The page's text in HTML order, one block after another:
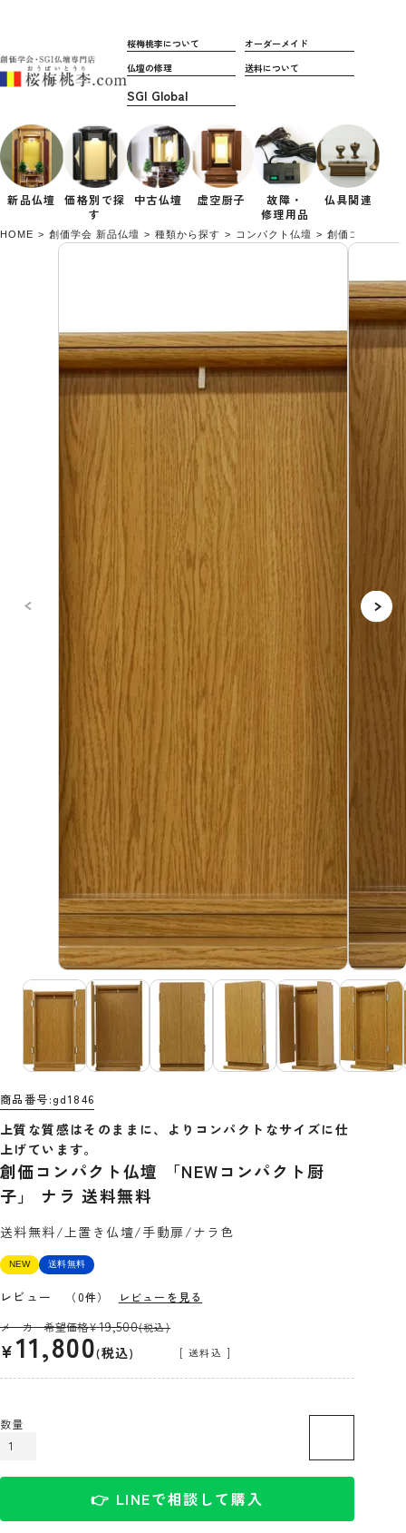
桜梅桃李について
オーダーメイド
仏壇の修理
送料について
新品仏壇 価格別で探
す
中古仏壇 虚空厨子
故障・
修理用品
仏具関連
HOME 創価学会 新品仏壇 種類から探す コンパクト仏壇 創価コンパク
商品番号 gd1846
上質な質感はそのままに、よりコンパクトなサイズに仕
上げています。
創価コンパクト仏壇 「NEWコンパクト厨
子」 ナラ 送料無料
送料無料/上置き仏壇/手動扉/ナラ色
NEW 送料無料
レビュー （0件）
レビューを見る
メーカー希望価格¥19,500(税込)
¥ 11,800 税込 送料込
👉 LINEで相談して購入